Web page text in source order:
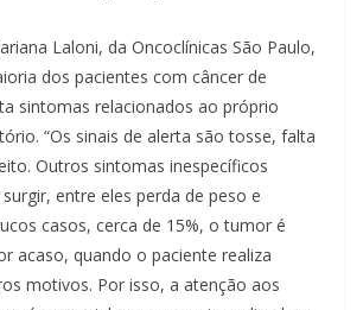
Laloni, da Oncoclínicas São Paulo,
dos pacientes com câncer de
sintomas relacionados ao próprio
“Os sinais de alerta são tosse, falta
Outros sintomas inespecíficos
entre eles perda de peso e
casos, cerca de 15%, o tumor é
acaso, quando o paciente realiza
motivos. Por isso, a atenção aos